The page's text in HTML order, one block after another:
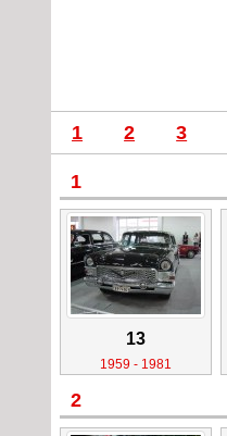
1 2 3
1
13
1959 - 1981
2